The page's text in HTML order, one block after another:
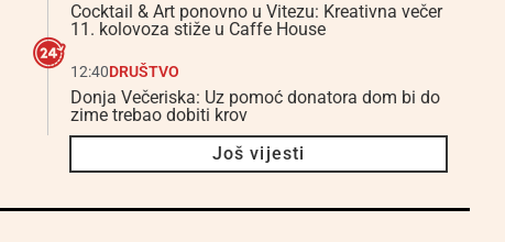
Cocktail & Art ponovno u Vitezu: Kreativna večer
11. kolovoza stiže u Caffe House
12:40DRUŠTVO
Donja Večeriska: Uz pomoć donatora dom bi do
zime trebao dobiti krov
Još vijesti